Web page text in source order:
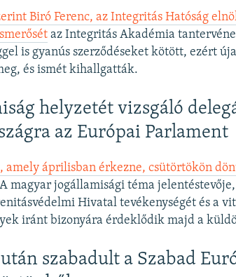
Biró Ferenc, az Integritás Hatóság
az Integritás Akadémia
is gyanús szerződéseket kötött, ezért
és ismét kihallgatták.
helyzetét vizsgáló
az Európai Parlament
amely áprilisban érkezne, csütörtökön
A magyar jogállamisági téma
Hivatal tevékenységét és a
iránt bizonyára érdeklődik majd a
szabadult a Szabad